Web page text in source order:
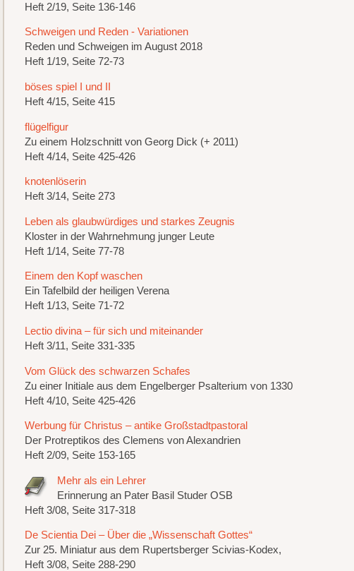
Heft 2/19, Seite 136-146
Schweigen und Reden - Variationen
Reden und Schweigen im August 2018
Heft 1/19, Seite 72-73
böses spiel I und II
Heft 4/15, Seite 415
flügelfigur
Zu einem Holzschnitt von Georg Dick (+ 2011)
Heft 4/14, Seite 425-426
knotenlöserin
Heft 3/14, Seite 273
Leben als glaubwürdiges und starkes Zeugnis
Kloster in der Wahrnehmung junger Leute
Heft 1/14, Seite 77-78
Einem den Kopf waschen
Ein Tafelbild der heiligen Verena
Heft 1/13, Seite 71-72
Lectio divina – für sich und miteinander
Heft 3/11, Seite 331-335
Vom Glück des schwarzen Schafes
Zu einer Initiale aus dem Engelberger Psalterium von 1330
Heft 4/10, Seite 425-426
Werbung für Christus – antike Großstadtpastoral
Der Protreptikos des Clemens von Alexandrien
Heft 2/09, Seite 153-165
Mehr als ein Lehrer
Erinnerung an Pater Basil Studer OSB
Heft 3/08, Seite 317-318
De Scientia Dei – Über die „Wissenschaft Gottes“
Zur 25. Miniatur aus dem Rupertsberger Scivias-Kodex,
Heft 3/08, Seite 288-290